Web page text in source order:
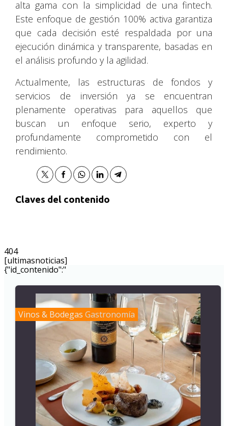
404
[ultimasnoticias]
alta gama con la simplicidad de una fintech.
Este enfoque de gestión 100% activa garantiza
que cada decisión esté respaldada por una
ejecución dinámica y transparente, basadas en
el análisis profundo y la agilidad.
Actualmente, las estructuras de fondos y
servicios de inversión ya se encuentran
plenamente operativas para aquellos que
buscan un enfoque serio, experto y
profundamente comprometido con el
rendimiento.
Claves del contenido
{"id_contenido":"
Vinos & Bodegas Gastronomía